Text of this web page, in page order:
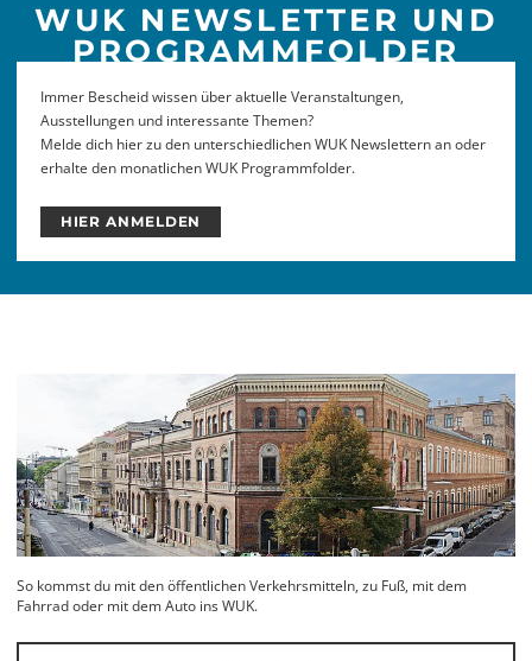
WUK NEWSLETTER UND
PROGRAMMFOLDER
Immer Bescheid wissen über aktuelle Veranstaltungen,
Ausstellungen und interessante Themen?
Melde dich hier zu den unterschiedlichen WUK Newslettern an oder
erhalte den monatlichen WUK Programmfolder.
HIER ANMELDEN
So kommst du mit den öffentlichen Verkehrsmitteln, zu Fuß, mit dem
Fahrrad oder mit dem Auto ins WUK.